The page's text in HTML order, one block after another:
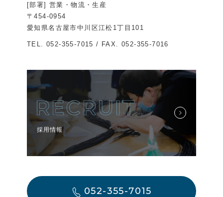
[部署] 営業・物流・生産
〒454-0954
愛知県名古屋市中川区江松1丁目101
TEL. 052-355-7015 / FAX. 052-355-7016
採用情報
052-355-7015